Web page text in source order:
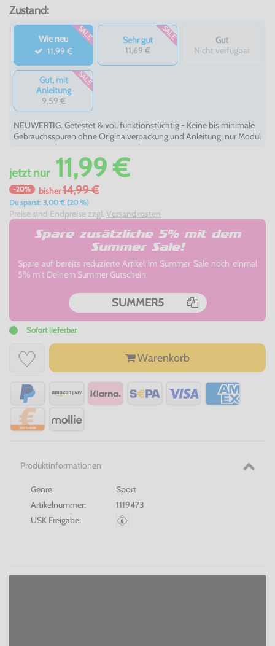
Zustand:
Wie neu
11,99 €
SALE
Sehr gut
11,69 €
SALE
Gut
Nicht verfügbar
Gut, mit
Anleitung
9,59 €
SALE
NEUWERTIG. Getestet & voll funktionstüchtig - Keine bis minimale
Gebrauchsspuren ohne Originalverpackung und Anleitung, nur Modul
jetztnur11,99 €
-20% bisher14,99 €
Du sparst: 3,00 € (20 %)
Preise sind Endpreise zzgl. Versandkosten
Spare zusätzliche 5% mit dem
Summer Sale!
Spare auf bereits reduzierte Artikel im Summer Sale noch einmal
5% mit Deinem Summer Gutschein:
SUMMER5
Sofort lieferbar
Warenkorb
Produktinformationen
Genre:
Sport
Artikelnummer:
1119473
USK Freigabe: